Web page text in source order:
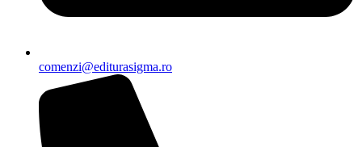
comenzi@editurasigma.ro